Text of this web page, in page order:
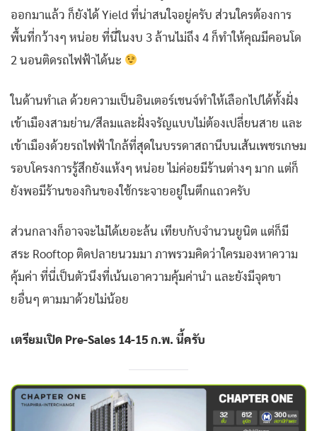
ออกมาแล้ว ก็ยังได้ Yield ที่น่าสนใจอยู่ครับ ส่วนใครต้องการ
พื้นที่กว้างๆ หน่อย ที่นี่ในงบ 3 ล้านไม่ถึง 4 ก็ทำให้คุณมีคอนโด
2 นอนติดรถไฟฟ้าได้นะ
ในด้านทำเล ด้วยความเป็นอินเตอร์เชนจ์ทำให้เลือกไปได้ทั้งฝั่ง
เข้าเมืองสามย่าน/สีลมและฝั่งจรัญแบบไม่ต้องเปลี่ยนสาย และ
เข้าเมืองด้วยรถไฟฟ้าใกล้ที่สุดในบรรดาสถานีบนเส้นเพชรเกษม
รอบโครงการรู้สึกยังแห้งๆ หน่อย ไม่ค่อยมีร้านต่างๆ มาก แต่ก็
ยังพอมีร้านของกินของใช้กระจายอยู่ในตึกแถวครับ
ส่วนกลางก็อาจจะไม่ได้เยอะล้น เทียบกับจำนวนยูนิต แต่ก็มี
สระ Rooftop ติดปลายนวมมา ภาพรวมคิดว่าใครมองหาความ
คุ้มค่า ที่นี่เป็นตัวนึงที่เน้นเอาความคุ้มค่านำ และยังมีจุดขา
ยอื่นๆ ตามมาด้วยไม่น้อย
เตรียมเปิด Pre-Sales 14-15 ก.พ. นี้ครับ